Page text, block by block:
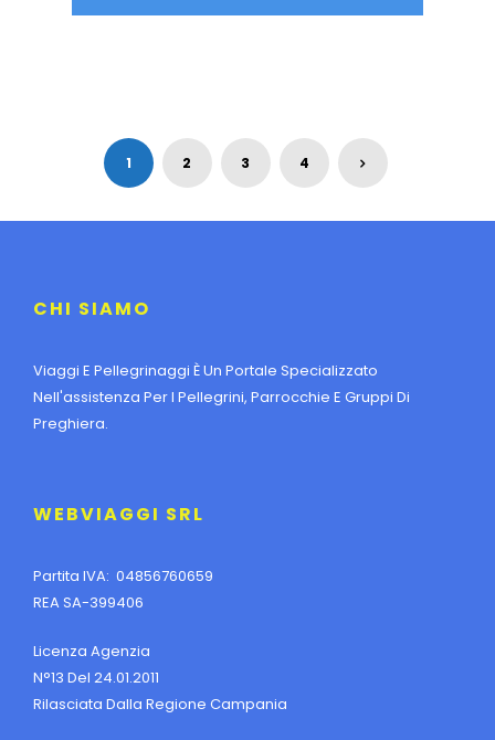
1 2 3 4
CHI SIAMO
Viaggi E Pellegrinaggi È Un Portale Specializzato
Nell'assistenza Per I Pellegrini, Parrocchie E Gruppi Di
Preghiera.
WEBVIAGGI SRL
Partita IVA: 04856760659
REA SA-399406
Licenza Agenzia
N°13 Del 24.01.2011
Rilasciata Dalla Regione Campania